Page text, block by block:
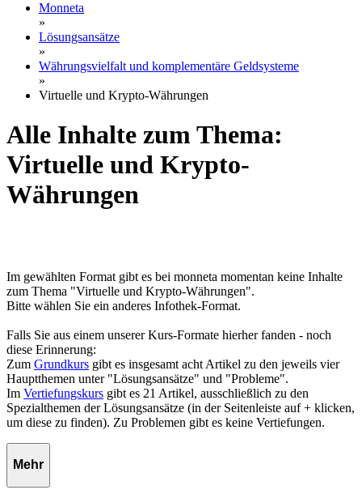
Monneta
»
Lösungsansätze
»
Währungsvielfalt und komplementäre Geldsysteme
»
Virtuelle und Krypto-Währungen
Alle Inhalte zum Thema:
Virtuelle und Krypto-
Währungen
Im gewählten Format gibt es bei monneta momentan keine Inhalte
zum Thema "Virtuelle und Krypto-Währungen".
Bitte wählen Sie ein anderes Infothek-Format.
Falls Sie aus einem unserer Kurs-Formate hierher fanden - noch
diese Erinnerung:
Zum Grundkurs gibt es insgesamt acht Artikel zu den jeweils vier
Hauptthemen unter "Lösungsansätze" und "Probleme".
Im Vertiefungskurs gibt es 21 Artikel, ausschließlich zu den
Spezialthemen der Lösungsansätze (in der Seitenleiste auf + klicken,
um diese zu finden). Zu Problemen gibt es keine Vertiefungen.
Mehr